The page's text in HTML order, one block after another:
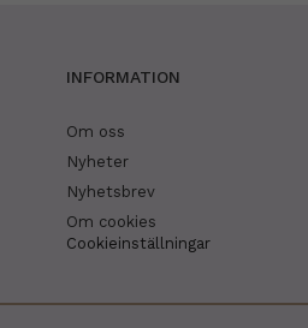
INFORMATION
Om oss
Nyheter
Nyhetsbrev
Om cookies
Cookieinställningar